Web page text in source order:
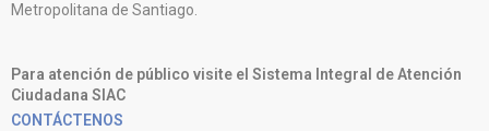
Metropolitana de Santiago.
Para atención de público visite el Sistema Integral de Atención
Ciudadana SIAC
CONTÁCTENOS